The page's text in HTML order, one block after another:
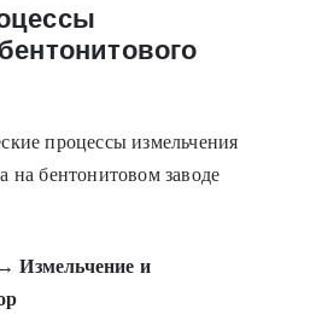
процессы измельчения
на бентонитовом заводе
Измельчение и